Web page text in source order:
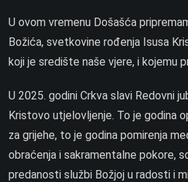
U ovom vremenu Došašća
Božića, svetkovine rođenja Isusa
koji je središte naše vjere, i kojemu
U 2025. godini Crkva slavi Redovni
Kristovo utjelovljenje. To je godina
za grijehe, to je godina pomirenja
obraćenja i sakramentalne pokore,
predanosti službi Božjoj u radosti i